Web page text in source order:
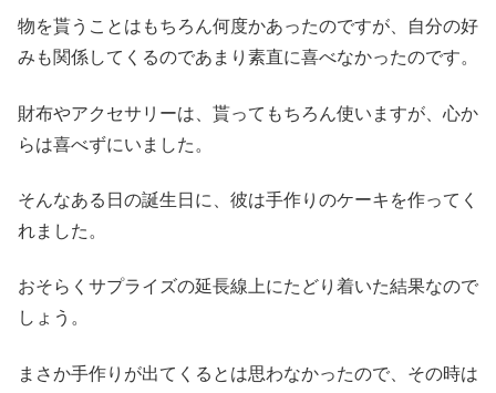
物を貰うことはもちろん何度かあったのですが、自分の好
みも関係してくるのであまり素直に喜べなかったのです。
財布やアクセサリーは、貰ってもちろん使いますが、心か
らは喜べずにいました。
そんなある日の誕生日に、彼は手作りのケーキを作ってく
れました。
おそらくサプライズの延長線上にたどり着いた結果なので
しょう。
まさか手作りが出てくるとは思わなかったので、その時は